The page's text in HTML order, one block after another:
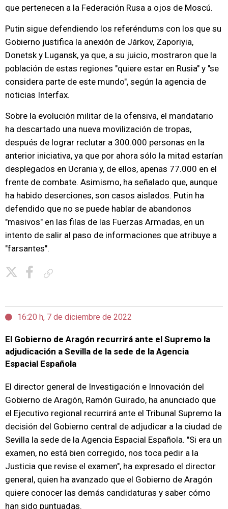
que pertenecen a la Federación Rusa a ojos de Moscú.
Putin sigue defendiendo los referéndums con los que su
Gobierno justifica la anexión de Járkov, Zaporiyia,
Donetsk y Lugansk, ya que, a su juicio, mostraron que la
población de estas regiones "quiere estar en Rusia" y "se
considera parte de este mundo", según la agencia de
noticias Interfax.
Sobre la evolución militar de la ofensiva, el mandatario
ha descartado una nueva movilización de tropas,
después de lograr reclutar a 300.000 personas en la
anterior iniciativa, ya que por ahora sólo la mitad estarían
desplegados en Ucrania y, de ellos, apenas 77.000 en el
frente de combate. Asimismo, ha señalado que, aunque
ha habido deserciones, son casos aislados. Putin ha
defendido que no se puede hablar de abandonos
"masivos" en las filas de las Fuerzas Armadas, en un
intento de salir al paso de informaciones que atribuye a
"farsantes".
16:20 h, 7 de diciembre de 2022
El Gobierno de Aragón recurrirá ante el Supremo la
adjudicación a Sevilla de la sede de la Agencia
Espacial Española
El director general de Investigación e Innovación del
Gobierno de Aragón, Ramón Guirado, ha anunciado que
el Ejecutivo regional recurrirá ante el Tribunal Supremo la
decisión del Gobierno central de adjudicar a la ciudad de
Sevilla la sede de la Agencia Espacial Española. "Si era un
examen, no está bien corregido, nos toca pedir a la
Justicia que revise el examen", ha expresado el director
general, quien ha avanzado que el Gobierno de Aragón
quiere conocer las demás candidaturas y saber cómo
han sido puntuadas.